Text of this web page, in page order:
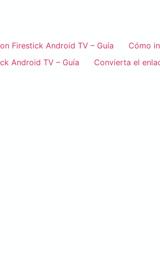
Firestick Android TV – Guía
Cómo
Android TV – Guía
Convierta el